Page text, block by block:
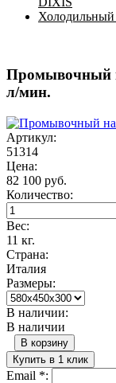
Холодильный
Промывочный
л/мин.
Артикул:
51314
Цена:
82 100 руб.
Количество:
Вес:
11 кг.
Страна:
Италия
Размеры:
В наличии:
В наличии
В корзину
Купить в 1 клик
Email *: